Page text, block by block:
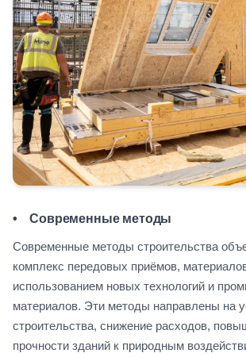
• Современные методы
Современные методы строительства
комплекс передовых приёмов,
использованием новых технологий и
материалов. Эти методы направлены на
строительства, снижение расходов,
прочности зданий к природным